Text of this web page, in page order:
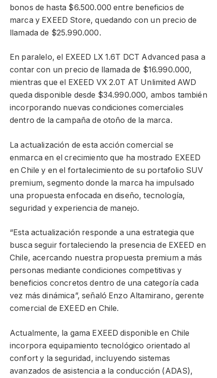
bonos de hasta $6.500.000 entre beneficios de
marca y EXEED Store, quedando con un precio de
llamada de $25.990.000.
En paralelo, el EXEED LX 1.6T DCT Advanced pasa a
contar con un precio de llamada de $16.990.000,
mientras que el EXEED VX 2.0T AT Unlimited AWD
queda disponible desde $34.990.000, ambos también
incorporando nuevas condiciones comerciales
dentro de la campaña de otoño de la marca.
La actualización de esta acción comercial se
enmarca en el crecimiento que ha mostrado EXEED
en Chile y en el fortalecimiento de su portafolio SUV
premium, segmento donde la marca ha impulsado
una propuesta enfocada en diseño, tecnología,
seguridad y experiencia de manejo.
“Esta actualización responde a una estrategia que
busca seguir fortaleciendo la presencia de EXEED en
Chile, acercando nuestra propuesta premium a más
personas mediante condiciones competitivas y
beneficios concretos dentro de una categoría cada
vez más dinámica”, señaló Enzo Altamirano, gerente
comercial de EXEED en Chile.
Actualmente, la gama EXEED disponible en Chile
incorpora equipamiento tecnológico orientado al
confort y la seguridad, incluyendo sistemas
avanzados de asistencia a la conducción (ADAS),